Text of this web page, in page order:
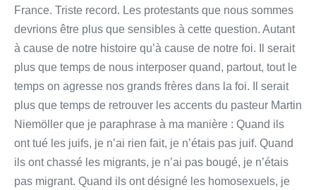
France. Triste record. Les protestants que nous sommes
devrions être plus que sensibles à cette question. Autant
à cause de notre histoire qu’à cause de notre foi. Il serait
plus que temps de nous interposer quand, partout, tout le
temps on agresse nos grands frères dans la foi. Il serait
plus que temps de retrouver les accents du pasteur Martin
Niemöller que je paraphrase à ma manière : Quand ils
ont tué les juifs, je n’ai rien fait, je n’étais pas juif. Quand
ils ont chassé les migrants, je n’ai pas bougé, je n’étais
pas migrant. Quand ils ont désigné les homosexuels, je